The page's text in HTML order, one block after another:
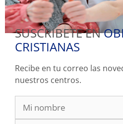
SUSCRIBETE EN
CRISTIANAS
Recibe en tu correo las
nuestros centros.